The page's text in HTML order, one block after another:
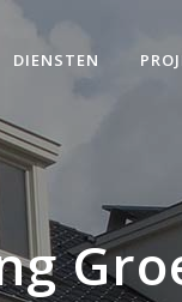
DIENSTEN